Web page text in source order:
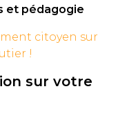
et pédagogie
citoyen sur
!
sur votre